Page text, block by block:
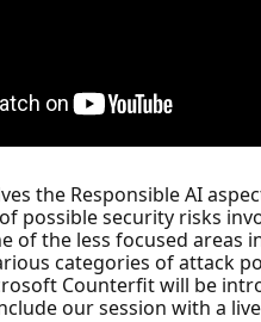
the Responsible AI
possible security risks
of the less focused areas
categories of attack
Counterfit will be
our session with a